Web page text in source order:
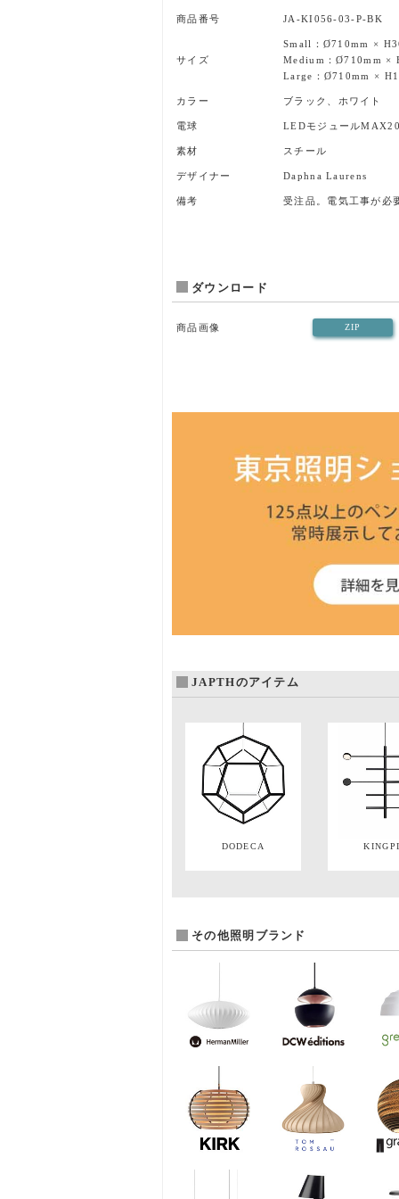
商品番号 JA-KI056-03-P-BK
サイズ
Small：Ø710mm ×
Medium：Ø710mm ×
Large：Ø710mm ×
カラー ブラック、ホワイト
電球 LEDモジュール
素材 スチール
デザイナー Daphna Laurens
備考 受注品。電気工事が必
ダウンロード
商品画像 ZIP
JAPTHのアイテム
DODECA
その他照明ブランド